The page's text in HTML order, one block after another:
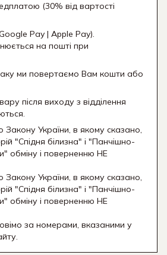
(30% від вартості
Pay | Apple Pay).
на пошті при
ми повертаємо Вам кошти або
після виходу з відділення
України, в якому сказано,
"Спідня білизна" і "Панчішно-
обміну і поверненню НЕ
України, в якому сказано,
"Спідня білизна" і "Панчішно-
обміну і поверненню НЕ
за номерами, вказаними у